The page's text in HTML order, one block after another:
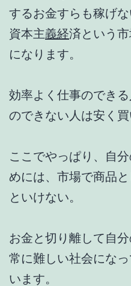
するお金すらも稼げな
資本主義経済という
になります。
効率よく仕事のでき
のできない人は安く買
ここでやっぱり、自
めには、市場で商品
といけない。
お金と切り離して自
常に難しい社会にな
います。